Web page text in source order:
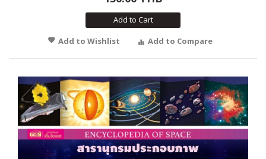
Add to Cart
Add to Wishlist
Add to Compare